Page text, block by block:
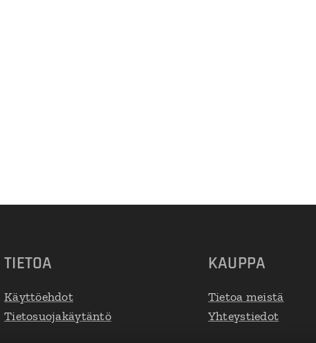
TIETOA
Käyttöehdot
Tietosuojakäytäntö
KAUPPA
Tietoa meistä
Yhteystiedot